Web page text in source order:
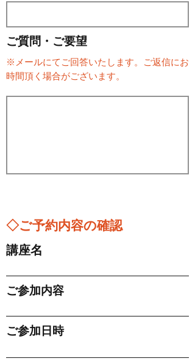
ご質問・ご要望
※メールにてご回答いたします。ご返信にお
時間頂く場合がございます。
◇ご予約内容の確認
講座名
ご参加内容
ご参加日時